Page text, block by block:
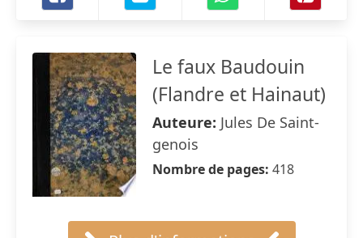
Le faux Baudouin
(Flandre et Hainaut)
Auteure: Jules De Saint-
genois
Nombre de pages: 418